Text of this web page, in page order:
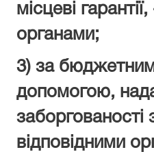
місцеві
органами;
3) за
допомогою,
відповідними